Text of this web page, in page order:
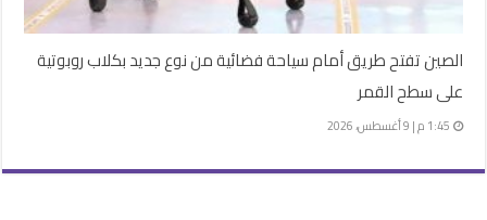
الصين تفتح طريق أمام سياحة فضائية من نوع جديد بكلاب روبوتية
على سطح القمر
1:45 م | 9 أغسطس، 2026